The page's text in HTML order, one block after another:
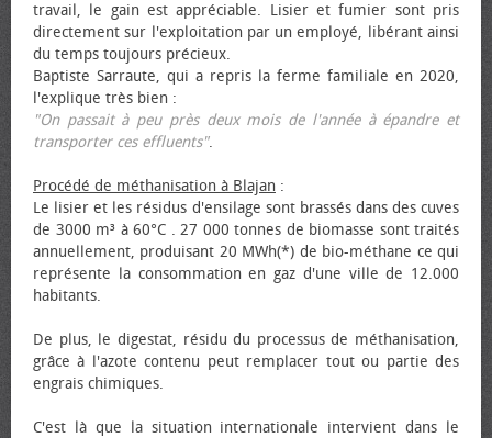
travail, le gain est appréciable. Lisier et fumier sont pris
directement sur l'exploitation par un employé, libérant ainsi
du temps toujours précieux.
Baptiste Sarraute, qui a repris la ferme familiale en 2020,
l'explique très bien :
"On passait à peu près deux mois de l'année à épandre et
transporter ces effluents".
Procédé de méthanisation à Blajan :
Le lisier et les résidus d'ensilage sont brassés dans des cuves
de 3000 m³ à 60°C . 27 000 tonnes de biomasse sont traités
annuellement, produisant 20 MWh(*) de bio-méthane ce qui
représente la consommation en gaz d'une ville de 12.000
habitants.
De plus, le digestat, résidu du processus de méthanisation,
grâce à l'azote contenu peut remplacer tout ou partie des
engrais chimiques.
C'est là que la situation internationale intervient dans le